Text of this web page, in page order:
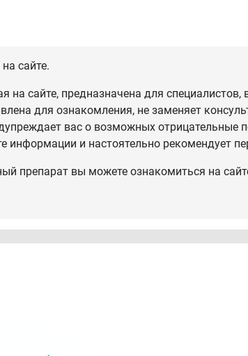
сайте.
сайте, предназначена для
для ознакомления, не заменяет
вас о возможных отрицательные
информации и настоятельно рекомендует
препарат вы можете ознакомиться на